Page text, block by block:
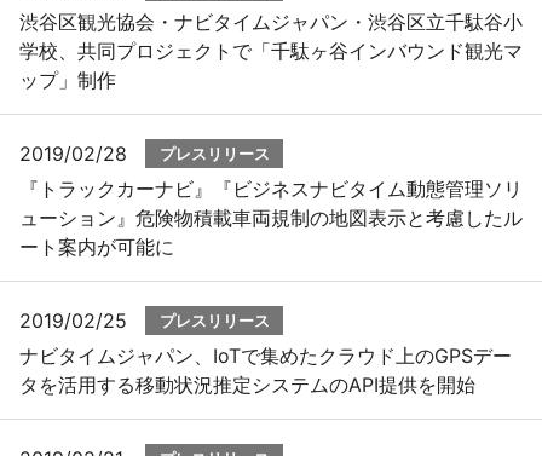
渋谷区観光協会・ナビタイムジャパン・渋谷区立千駄谷小
学校、共同プロジェクトで「千駄ヶ谷インバウンド観光マ
ップ」制作
2019/02/28 プレスリリース
『トラックカーナビ』『ビジネスナビタイム動態管理ソリ
ューション』危険物積載車両規制の地図表示と考慮したル
ート案内が可能に
2019/02/25 プレスリリース
ナビタイムジャパン、IoTで集めたクラウド上のGPSデー
タを活用する移動状況推定システムのAPI提供を開始